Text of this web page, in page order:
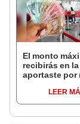
El monto
recibirás en la
aportaste por
LEER